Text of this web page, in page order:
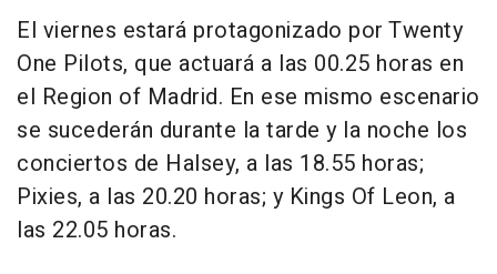
El viernes estará protagonizado por Twenty
One Pilots, que actuará a las 00.25 horas en
el Region of Madrid. En ese mismo escenario
se sucederán durante la tarde y la noche los
conciertos de Halsey, a las 18.55 horas;
Pixies, a las 20.20 horas; y Kings Of Leon, a
las 22.05 horas.